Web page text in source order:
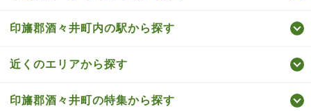
印旛郡酒々井町内の駅から探す
近くのエリアから探す
印旛郡酒々井町の特集から探す